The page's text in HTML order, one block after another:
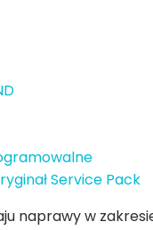
Service Pack
naprawy w